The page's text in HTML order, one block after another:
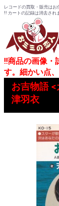
レコードの買取・販売は
!! カートの記録は消去され
!!商品の画像・
す。細かい点
お吉物語 <
津羽衣